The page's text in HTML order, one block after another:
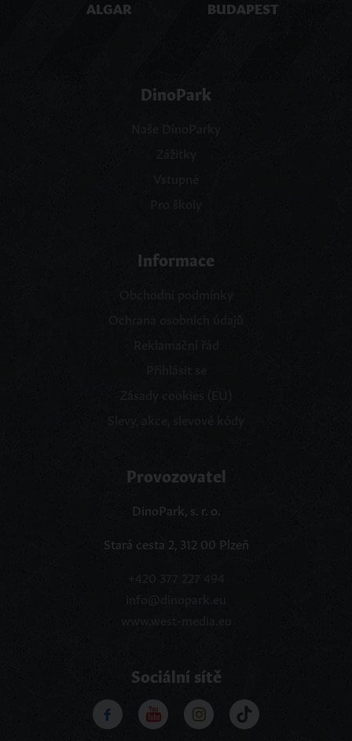
ALGAR BUDAPEST
DinoPark
Naše DinoParky
Informace
Provozovatel
DinoPark, s. r. o.
Stará cesta 2, 312 00 Plzeň
Sociální sítě